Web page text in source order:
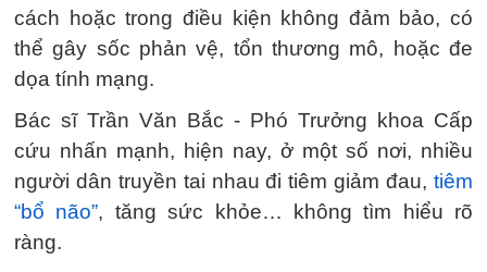
cách hoặc trong điều kiện không đảm bảo, có
thể gây sốc phản vệ, tổn thương mô, hoặc đe
dọa tính mạng.
Bác sĩ Trần Văn Bắc - Phó Trưởng khoa Cấp
cứu nhấn mạnh, hiện nay, ở một số nơi, nhiều
người dân truyền tai nhau đi tiêm giảm đau, tiêm
“bổ não”, tăng sức khỏe… không tìm hiểu rõ
ràng.